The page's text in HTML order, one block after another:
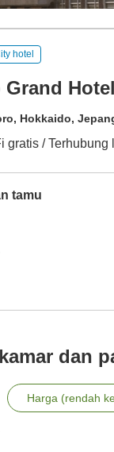
hotel
Hotel
Hokkaido,
gratis /
tamu
dan
Harga (rendah